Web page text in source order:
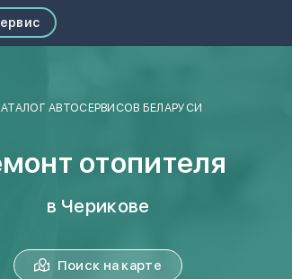
АВТОСЕРВИСОВ БЕЛАРУСИ
отопителя
в Черикове
Поиск на карте